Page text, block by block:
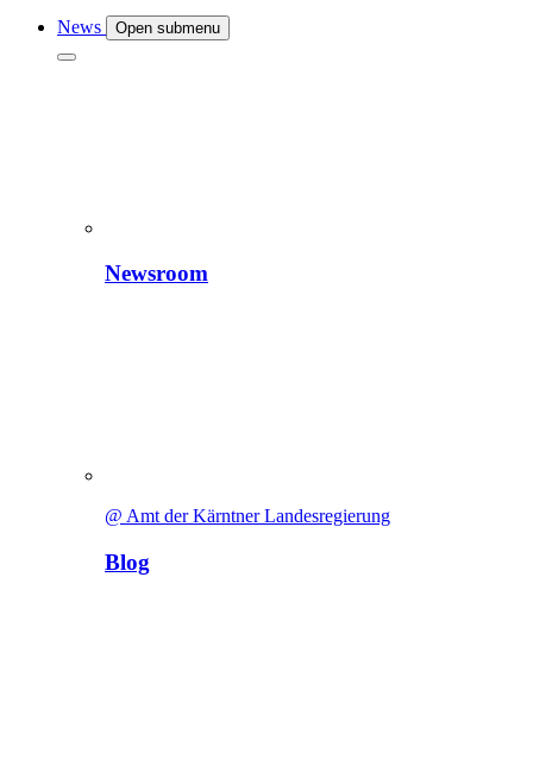
News Open submenu
Newsroom
@ Amt der Kärntner Landesregierung
Blog